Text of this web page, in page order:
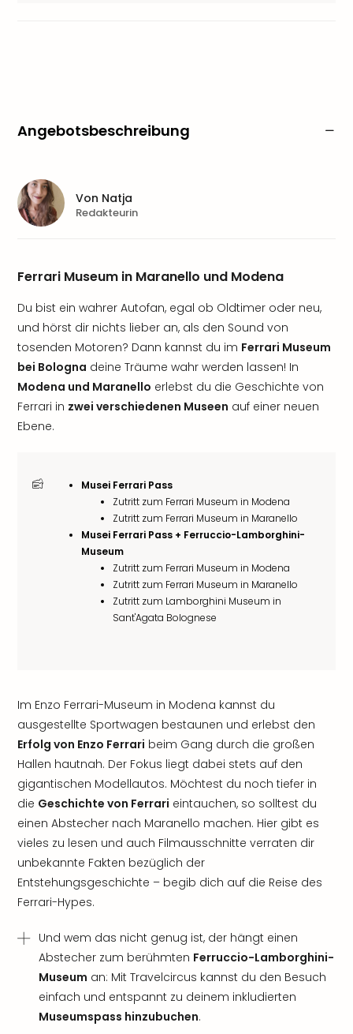
Angebotsbeschreibung
Ferrari Museum in Maranello und Modena
Du bist ein wahrer Autofan, egal ob Oldtimer oder neu,
und hörst dir nichts lieber an, als den Sound von
tosenden Motoren? Dann kannst du im Ferrari Museum
bei Bologna deine Träume wahr werden lassen! In
Modena und Maranello erlebst du die Geschichte von
Ferrari in zwei verschiedenen Museen auf einer neuen
Ebene.
Musei Ferrari Pass
Zutritt zum Ferrari Museum in Modena
Zutritt zum Ferrari Museum in Maranello
Musei Ferrari Pass + Ferruccio-Lamborghini-
Museum
Zutritt zum Ferrari Museum in Modena
Zutritt zum Ferrari Museum in Maranello
Zutritt zum Lamborghini Museum in
Sant'Agata Bolognese
Im Enzo Ferrari-Museum in Modena kannst du
ausgestellte Sportwagen bestaunen und erlebst den
Erfolg von Enzo Ferrari beim Gang durch die großen
Hallen hautnah. Der Fokus liegt dabei stets auf den
gigantischen Modellautos. Möchtest du noch tiefer in
die Geschichte von Ferrari eintauchen, so solltest du
einen Abstecher nach Maranello machen. Hier gibt es
vieles zu lesen und auch Filmausschnitte verraten dir
unbekannte Fakten bezüglich der
Entstehungsgeschichte – begib dich auf die Reise des
Ferrari-Hypes.
Und wem das nicht genug ist, der hängt einen
Abstecher zum berühmten Ferruccio-Lamborghini-
Museum an: Mit Travelcircus kannst du den Besuch
einfach und entspannt zu deinem inkludierten
Museumspass hinzubuchen.
Von Natja
Redakteurin